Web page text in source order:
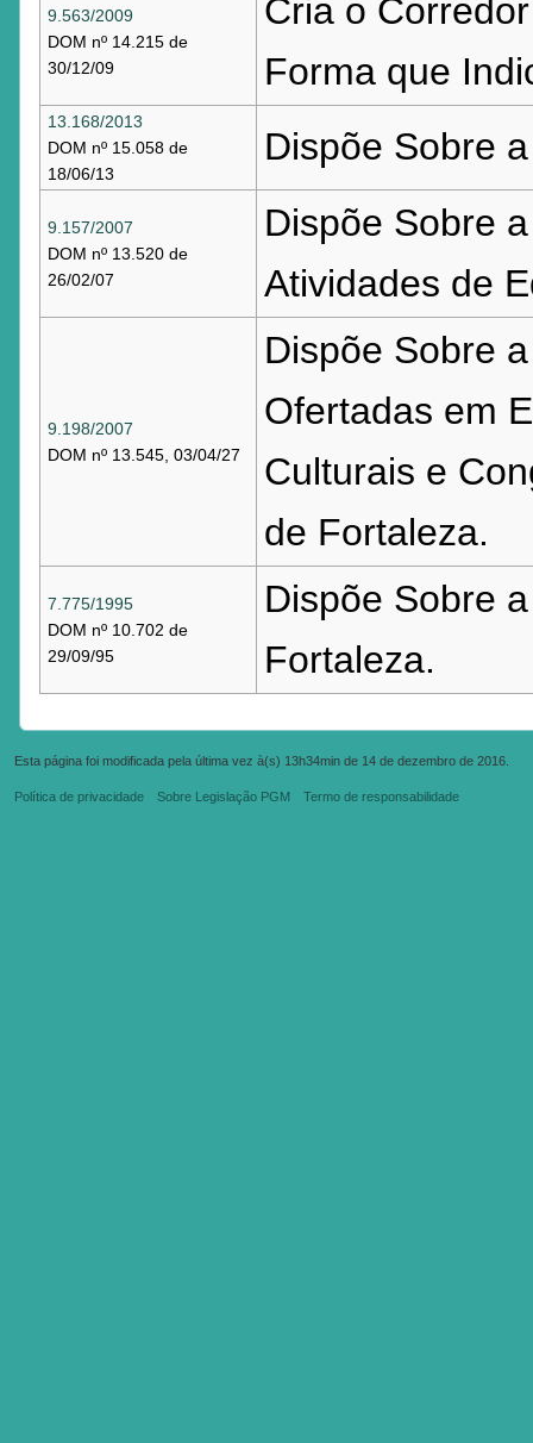
9.563/2009
DOM nº 14.215 de
30/12/09
Cria o
Forma que
13.168/2013
DOM nº 15.058 de
18/06/13
Dispõe Sobre
9.157/2007
DOM nº 13.520 de
26/02/07
Dispõe Sobre
Atividades de
9.198/2007
DOM nº 13.545, 03/04/27
Dispõe Sobre
Ofertadas em
Culturais e
de Fortaleza.
7.775/1995
DOM nº 10.702 de
29/09/95
Dispõe Sobre
Fortaleza.
Esta página foi modificada pela última vez à(s) 13h34min de 14 de dezembro de 2016.
Política de privacidade Sobre Legislação PGM Termo de responsabilidade